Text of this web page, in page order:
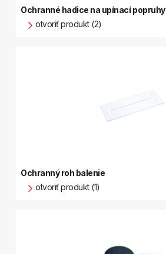
Ochranné hadice na upínací popruhy
otvoriť produkt (2)
Ochranný roh balenie
otvoriť produkt (1)